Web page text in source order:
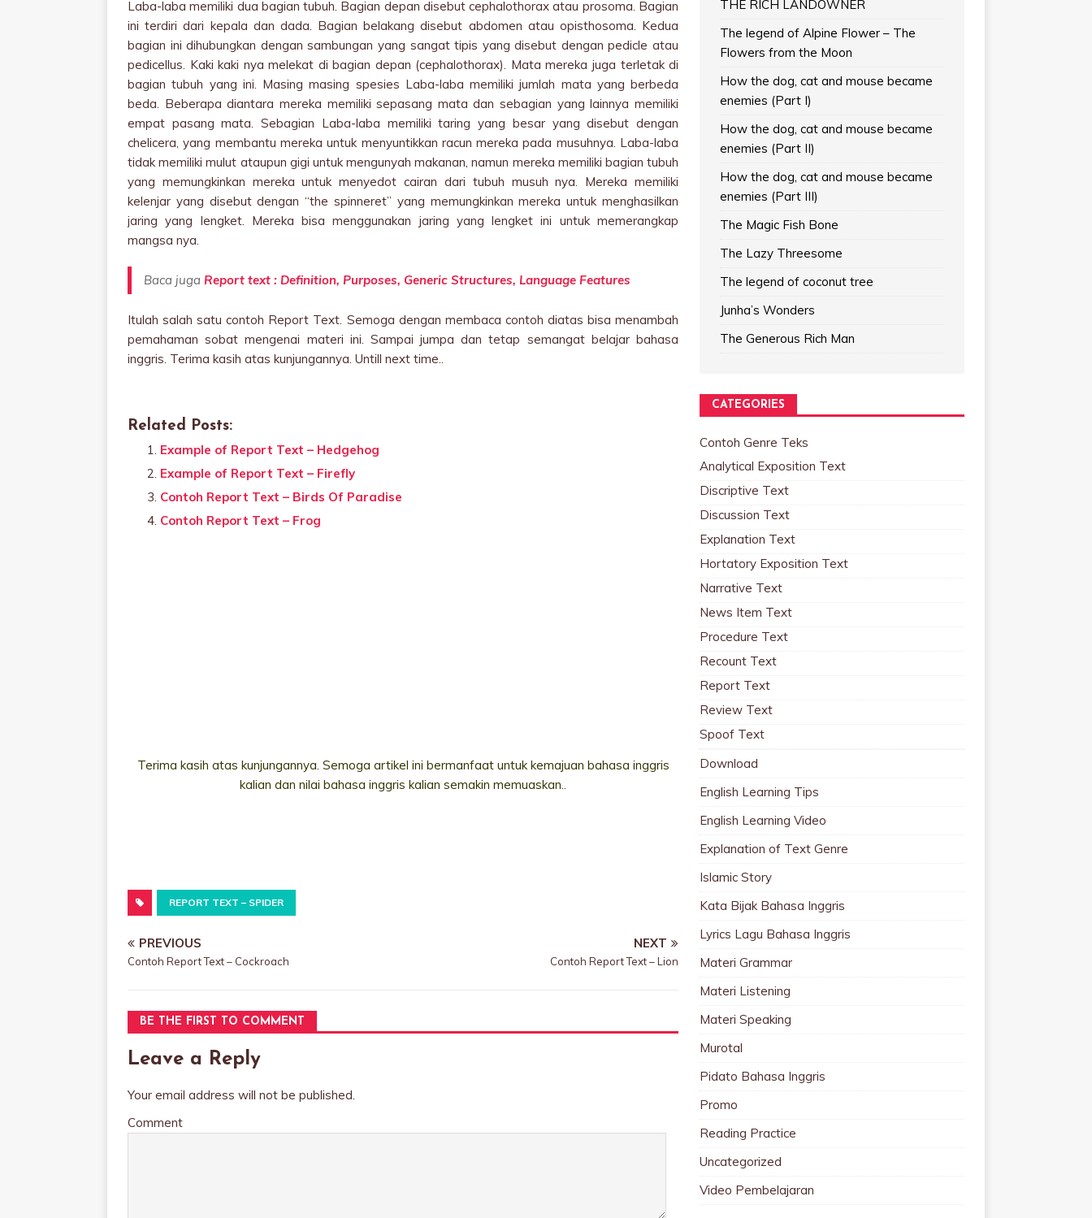
Laba-laba memiliki dua bagian tubuh. Bagian depan disebut cephalothorax atau prosoma. Bagian
ini terdiri dari kepala dan dada. Bagian belakang disebut abdomen atau opisthosoma. Kedua
bagian ini dihubungkan dengan sambungan yang sangat tipis yang disebut dengan pedicle atau
pedicellus. Kaki kaki nya melekat di bagian depan (cephalothorax). Mata mereka juga terletak di
bagian tubuh yang ini. Masing masing spesies Laba-laba memiliki jumlah mata yang berbeda
beda. Beberapa diantara mereka memiliki sepasang mata dan sebagian yang lainnya memiliki
empat pasang mata. Sebagian Laba-laba memiliki taring yang besar yang disebut dengan
chelicera, yang membantu mereka untuk menyuntikkan racun mereka pada musuhnya. Laba-laba
tidak memiliki mulut ataupun gigi untuk mengunyah makanan, namun mereka memiliki bagian tubuh
yang memungkinkan mereka untuk menyedot cairan dari tubuh musuh nya. Mereka memiliki
kelenjar yang disebut dengan “the spinneret” yang memungkinkan mereka untuk menghasilkan
jaring yang lengket. Mereka bisa menggunakan jaring yang lengket ini untuk memerangkap
mangsa nya.
Baca juga Report text : Definition, Purposes, Generic Structures, Language Features
Itulah salah satu contoh Report Text. Semoga dengan membaca contoh diatas bisa menambah
pemahaman sobat mengenai materi ini. Sampai jumpa dan tetap semangat belajar bahasa
inggris. Terima kasih atas kunjungannya. Untill next time..
Related Posts:
Example of Report Text – Hedgehog
Example of Report Text – Firefly
Contoh Report Text – Birds Of Paradise
Contoh Report Text – Frog
Terima kasih atas kunjungannya. Semoga artikel ini bermanfaat untuk kemajuan bahasa inggris
kalian dan nilai bahasa inggris kalian semakin memuaskan..
REPORT TEXT – SPIDER
PREVIOUS
Contoh Report Text – Cockroach
NEXT
Contoh Report Text – Lion
BE THE FIRST TO COMMENT
Leave a Reply
Your email address will not be published.
Comment
THE RICH LANDOWNER
The legend of Alpine Flower – The
Flowers from the Moon
How the dog, cat and mouse became
enemies (Part I)
How the dog, cat and mouse became
enemies (Part II)
How the dog, cat and mouse became
enemies (Part III)
The Magic Fish Bone
The Lazy Threesome
The legend of coconut tree
Junha’s Wonders
The Generous Rich Man
CATEGORIES
Contoh Genre Teks
Analytical Exposition Text
Discriptive Text
Discussion Text
Explanation Text
Hortatory Exposition Text
Narrative Text
News Item Text
Procedure Text
Recount Text
Report Text
Review Text
Spoof Text
Download
English Learning Tips
English Learning Video
Explanation of Text Genre
Islamic Story
Kata Bijak Bahasa Inggris
Lyrics Lagu Bahasa Inggris
Materi Grammar
Materi Listening
Materi Speaking
Murotal
Pidato Bahasa Inggris
Promo
Reading Practice
Uncategorized
Video Pembelajaran